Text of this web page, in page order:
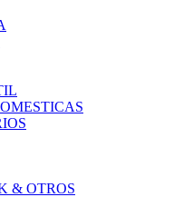
& OTROS